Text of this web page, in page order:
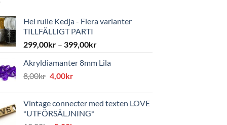
Hel rulle Kedja - Flera varianter
TILLFÄLLIGT PARTI
299,00kr – 399,00kr
Akryldiamanter 8mm Lila
8,00kr Det
var:
8,00kr.
4,00krDet
är:
4,00kr.
Vintage connecter med texten LOVE
*UTFÖRSÄLJNING*